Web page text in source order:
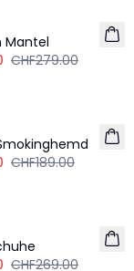
Mantel
CHF279.00
CHF189.00
CHF269.00